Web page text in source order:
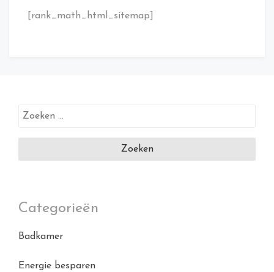
[rank_math_html_sitemap]
Zoeken
Categorieën
Badkamer
Energie besparen